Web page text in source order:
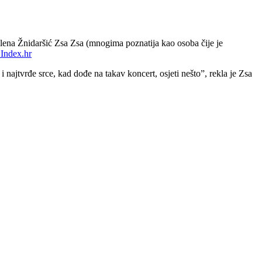
Žnidaršić Zsa Zsa (mnogima poznatija kao osoba čije je
srce, kad dođe na takav koncert, osjeti nešto”, rekla je Zsa